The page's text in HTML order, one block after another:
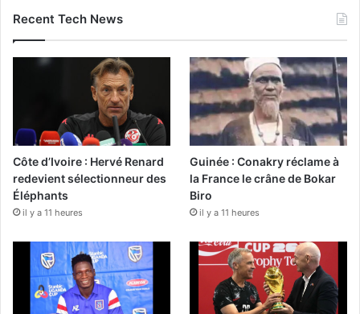
Recent Tech News
Côte d’Ivoire : Hervé Renard
redevient sélectionneur des
Éléphants
il y a 11 heures
Guinée : Conakry réclame à
la France le crâne de Bokar
Biro
il y a 11 heures